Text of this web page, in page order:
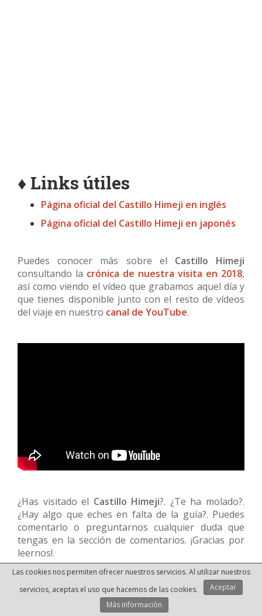
♦ Links útiles
Página oficial del Castillo Himeji en inglés
Página oficial del Castillo Himeji en japonés
Puedes conocer más sobre el Castillo Himeji
consultando la crónica de nuestra visita en 2018,
así como viendo el vídeo que grabamos aquel día y
que tienes disponible junto con el resto de vídeos
del viaje en nuestro canal de YouTube.
¿Has visitado el Castillo Himeji?. ¿Te ha molado?.
¿Hay algo que eches en falta de la guía?. Puedes
comentarlo o preguntarnos cualquier duda que
tengas en la sección de comentarios. ¡Gracias por
leernos!.
¡No te olvides de nada!
Las cookies nos permiten ofrecer nuestros servicios. Al utilizar nuestros
servicios, aceptas el uso que hacemos de las cookies.
Aceptar
Más información